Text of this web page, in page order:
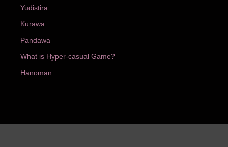
Yudistira
Kurawa
Pandawa
What is Hyper-casual Game?
Hanoman